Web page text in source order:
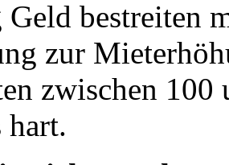
bestreiten
zur
zwischen
hart.